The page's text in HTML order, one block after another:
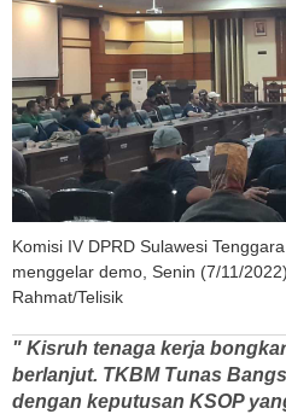
Komisi IV DPRD Sulawesi
menggelar demo, Senin (7/11/
Rahmat/Telisik
" Kisruh tenaga kerja
berlanjut. TKBM Tunas
dengan keputusan KSOP